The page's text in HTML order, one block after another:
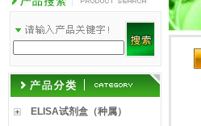
ELISA试剂盒（种属）